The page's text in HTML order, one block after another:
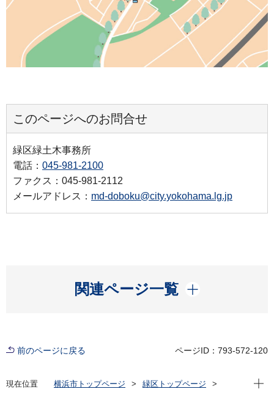
このページへのお問合せ
緑区緑土木事務所
電話： 045-981-2100
ファクス：045-981-2112
メールアドレス： md-doboku@city.yokohama.lg.jp
関連ページ一覧
開く
前のページに戻る ページID：793-572-120
現在位置 横浜市トップページ
緑区トップページ
現在